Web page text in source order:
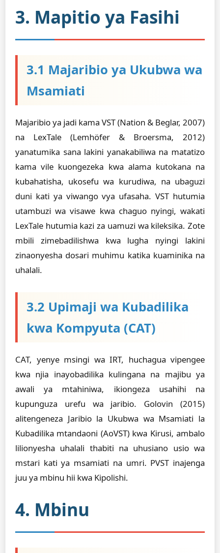
3. Mapitio ya Fasihi
3.1 Majaribio ya Ukubwa wa
Msamiati
Majaribio ya jadi kama VST (Nation & Beglar, 2007)
na LexTale (Lemhöfer & Broersma, 2012)
yanatumika sana lakini yanakabiliwa na matatizo
kama vile kuongezeka kwa alama kutokana na
kubahatisha, ukosefu wa kurudiwa, na ubaguzi
duni kati ya viwango vya ufasaha. VST hutumia
utambuzi wa visawe kwa chaguo nyingi, wakati
LexTale hutumia kazi za uamuzi wa kileksika. Zote
mbili zimebadilishwa kwa lugha nyingi lakini
zinaonyesha dosari muhimu katika kuaminika na
uhalali.
3.2 Upimaji wa Kubadilika
kwa Kompyuta (CAT)
CAT, yenye msingi wa IRT, huchagua vipengee
kwa njia inayobadilika kulingana na majibu ya
awali ya mtahiniwa, ikiongeza usahihi na
kupunguza urefu wa jaribio. Golovin (2015)
alitengeneza Jaribio la Ukubwa wa Msamiati la
Kubadilika mtandaoni (AoVST) kwa Kirusi, ambalo
lilionyesha uhalali thabiti na uhusiano usio wa
mstari kati ya msamiati na umri. PVST inajenga
juu ya mbinu hii kwa Kipolishi.
4. Mbinu